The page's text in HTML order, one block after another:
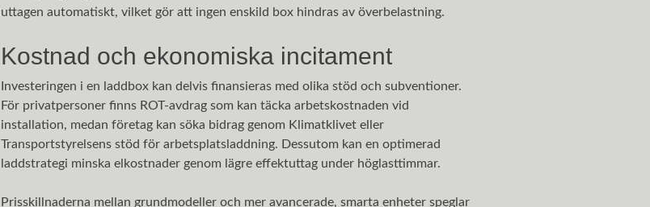
uttagen automatiskt, vilket gör att ingen enskild box hindras av överbelastning.
Kostnad och ekonomiska incitament
Investeringen i en laddbox kan delvis finansieras med olika stöd och subventioner.
För privatpersoner finns ROT-avdrag som kan täcka arbetskostnaden vid
installation, medan företag kan söka bidrag genom Klimatklivet eller
Transportstyrelsens stöd för arbetsplatsladdning. Dessutom kan en optimerad
laddstrategi minska elkostnader genom lägre effektuttag under höglasttimmar.
Prisskillnaderna mellan grundmodeller och mer avancerade, smarta enheter speglar